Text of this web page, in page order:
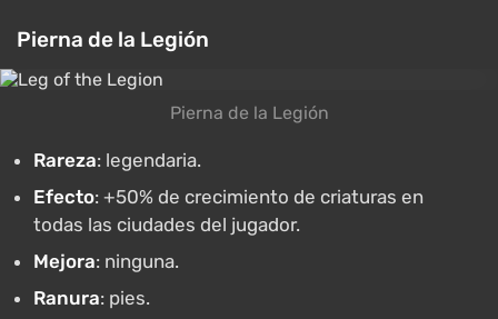
Pierna de la Legión
Pierna de la Legión
Rareza: legendaria.
Efecto: +50% de crecimiento de criaturas en
todas las ciudades del jugador.
Mejora: ninguna.
Ranura: pies.